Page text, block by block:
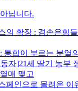
닙니다.
의 확장 : 겸손은힘
통합이 부르는 분열
자]21세 딸기 농부
매 맺고
페인으로 몰려온 이